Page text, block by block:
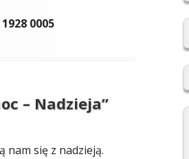
W BARCICACH
0005
– Nadzieja”
nam się z nadzieją.